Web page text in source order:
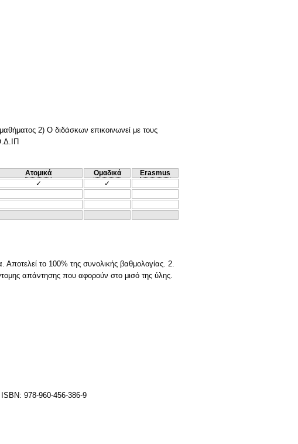
2) Ο διδάσκων επικοινωνεί με τους
Ατομικά Ομαδικά
Erasmus
✓
✓
το 100% της συνολικής βαθμολογίας. 2.
απάντησης που αφορούν στο μισό της ύλης.
978-960-456-386-9